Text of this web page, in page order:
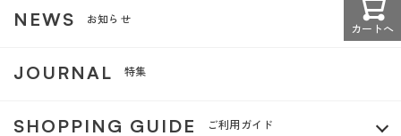
カートへ
NEWS お知らせ
JOURNAL 特集
SHOPPING GUIDE ご利用ガイド